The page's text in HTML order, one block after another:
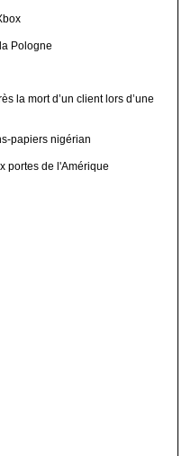
Pologne
la mort d’un client lors d’une
papiers nigérian
portes de l'Amérique